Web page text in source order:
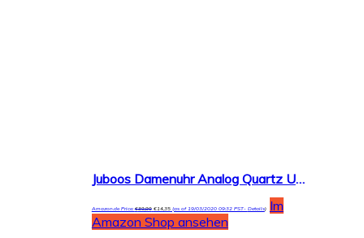
Juboos Damenuhr Analog Quartz Uhr mit Armbanduhr Leder Wasserdicht M?dchen Uhren-JU-006
Amazon.de Price:€39,99 €14,35(as of 19/03/2020 09:32 PST- Details)
Im
Amazon Shop ansehen